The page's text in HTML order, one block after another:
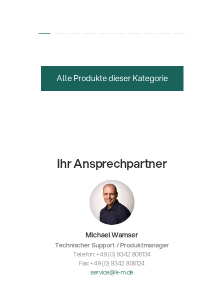
Alle Produkte dieser Kategorie
Ihr Ansprechpartner
Michael Wamser
Technischer Support / Produktmanager
Telefon: +49 (0) 9342 806134
Fax: +49 (0) 9342 806124
service@k-m.de